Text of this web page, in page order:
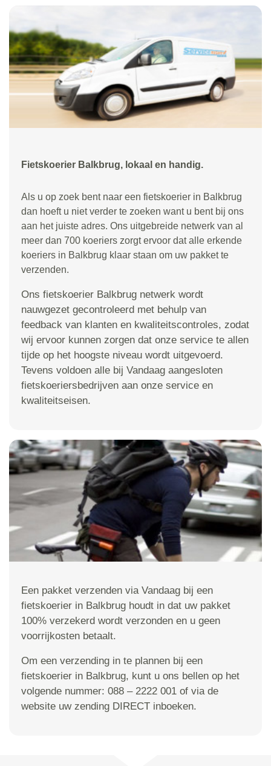
Fietskoerier Balkbrug, lokaal en handig.
Als u op zoek bent naar een fietskoerier in Balkbrug
dan hoeft u niet verder te zoeken want u bent bij ons
aan het juiste adres. Ons uitgebreide netwerk van al
meer dan 700 koeriers zorgt ervoor dat alle erkende
koeriers in Balkbrug klaar staan om uw pakket te
verzenden.
Ons fietskoerier Balkbrug netwerk wordt
nauwgezet gecontroleerd met behulp van
feedback van klanten en kwaliteitscontroles, zodat
wij ervoor kunnen zorgen dat onze service te allen
tijde op het hoogste niveau wordt uitgevoerd.
Tevens voldoen alle bij Vandaag aangesloten
fietskoeriersbedrijven aan onze service en
kwaliteitseisen.
Een pakket verzenden via Vandaag bij een
fietskoerier in Balkbrug houdt in dat uw pakket
100% verzekerd wordt verzonden en u geen
voorrijkosten betaalt.
Om een verzending in te plannen bij een
fietskoerier in Balkbrug, kunt u ons bellen op het
volgende nummer: 088 – 2222 001 of via de
website uw zending DIRECT inboeken.